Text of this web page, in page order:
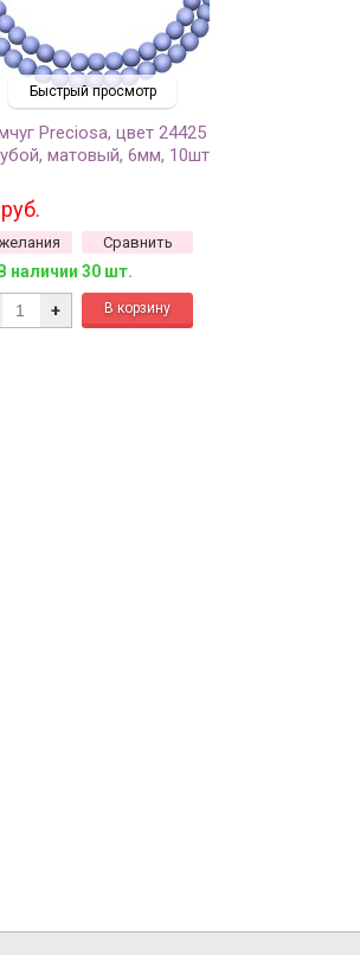
Быстрый просмотр
Preciosa, цвет 24425
матовый, 6мм, 10шт
Сравнить
наличии 30 шт.
+